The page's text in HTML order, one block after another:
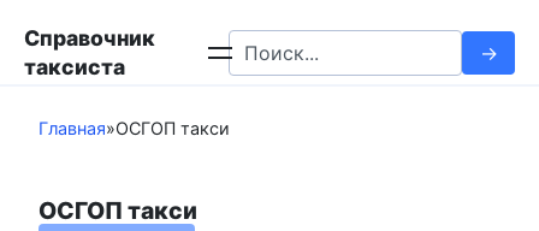
контенту
Справочник
таксиста
Search
for:
Главная»ОСГОП такси
ОСГОП такси